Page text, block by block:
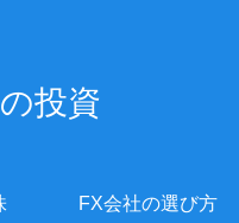
投資
FX会社の選び方